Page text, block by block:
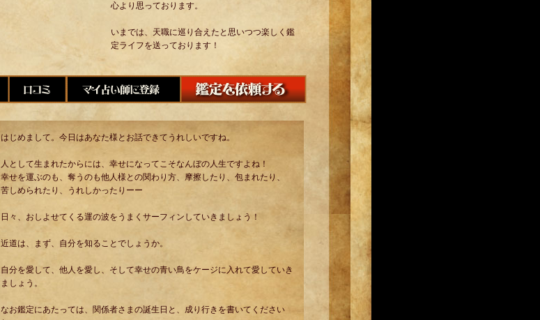
心より思っております。
いまでは、天職に巡り合えたと思いつつ楽しく鑑
定ライフを送っております！
はじめまして。今日はあなた様とお話できてうれしいですね。
人として生まれたからには、幸せになってこそなんぼの人生ですよね！
幸せを運ぶのも、奪うのも他人様との関わり方、摩擦したり、包まれたり、
苦しめられたり、うれしかったりーー
日々、おしよせてくる運の波をうまくサーフィンしていきましょう！
近道は、まず、自分を知ることでしょうか。
自分を愛して、他人を愛し、そして幸せの青い鳥をケージに入れて愛していき
ましょう。
なお鑑定にあたっては、関係者さまの誕生日と、成り行きを書いてください